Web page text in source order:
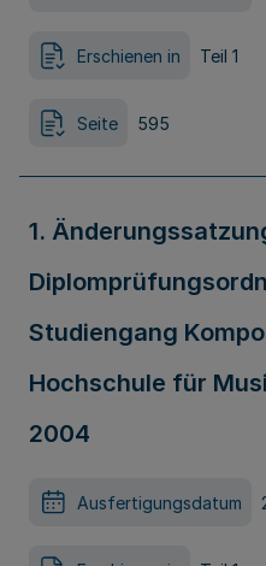
Erschienen in Teil 1
Seite 595
1.
Studiengang
Hochschule für
2004
Ausfertigungsdatum